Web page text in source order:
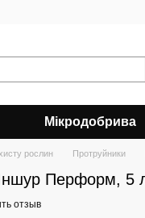
Мікродобрива
рослин Протруйники
Перформ, 5
отзыв